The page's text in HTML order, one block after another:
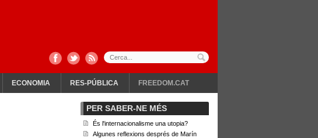
ECONOMIA RES-PÚBLICA FREEDOM.CAT
PER SABER-NE MÉS
És l'internacionalisme una utopia?
Algunes reflexions després de Marín